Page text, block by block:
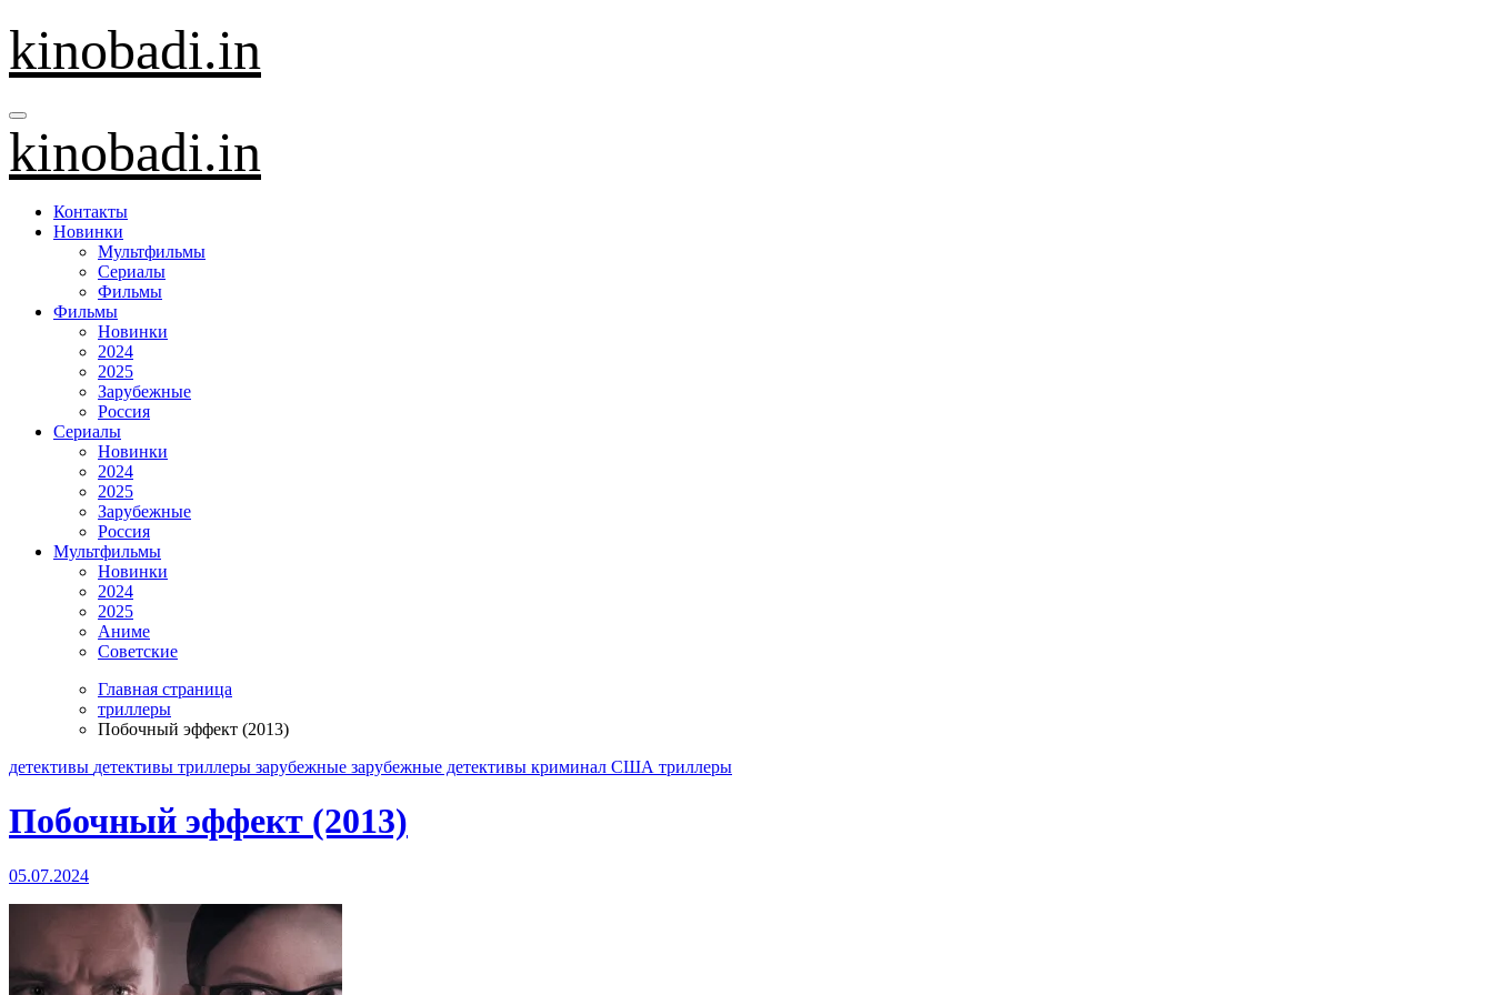
Перейти
содержанию
kinobadi.in
kinobadi.in
Контакты
Новинки
Мультфильмы
Сериалы
Фильмы
Фильмы
Новинки
2024
2025
Зарубежные
Россия
Сериалы
Новинки
2024
2025
Зарубежные
Россия
Мультфильмы
Новинки
2024
2025
Аниме
Советские
Главная страница
триллеры
Побочный эффект (2013)
детективы детективы триллеры зарубежные зарубежные детективы криминал США триллеры
Побочный эффект (2013)
05.07.2024